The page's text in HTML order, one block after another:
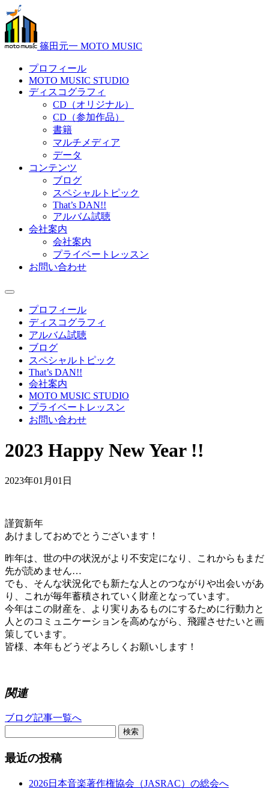
篠田元一 MOTO MUSIC
プロフィール
MOTO MUSIC STUDIO
ディスコグラフィ
CD（オリジナル）
CD（参加作品）
書籍
マルチメディア
データ
コンテンツ
ブログ
スペシャルトピック
That’s DAN!!
アルバム試聴
会社案内
会社案内
プライベートレッスン
お問い合わせ
プロフィール
ディスコグラフィ
アルバム試聴
ブログ
スペシャルトピック
That’s DAN!!
会社案内
MOTO MUSIC STUDIO
プライベートレッスン
お問い合わせ
2023 Happy New Year !!
2023年01月01日
謹賀新年
あけましておめでとうございます！
昨年は、世の中の状況がより不安定になり、これからもまだ
先が読めません…
でも、そんな状況化でも新たな人とのつながりや出会いがあ
り、これが毎年蓄積されていく財産となっています。
今年はこの財産を、より実りあるものにするために行動力と
人とのコミュニケーションを高めながら、飛躍させたいと画
策しています。
皆様、本年もどうぞよろしくお願いします！
関連
ブログ記事一覧へ
検索
最近の投稿
2026日本音楽著作権協会（JASRAC）の総会へ